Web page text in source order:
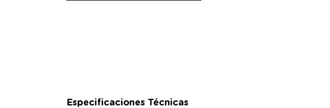
Especificaciones Técnicas